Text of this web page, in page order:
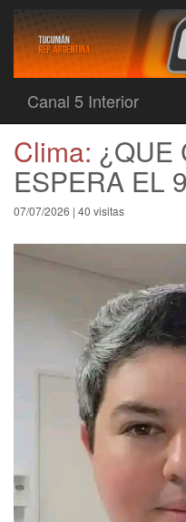
Canal 5 Interior
Clima: ¿QUE
ESPERA EL
07/07/2026 | 40 visitas